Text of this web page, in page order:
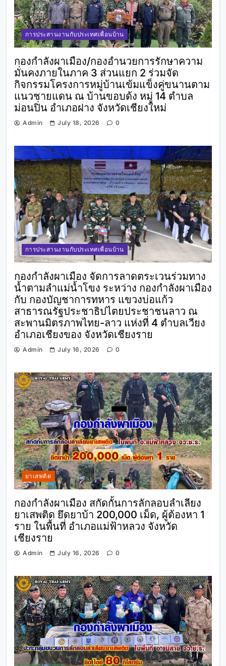
การประสานงานกับประเทศเพื่อนบ้าน
กองกำลังผาเมือง/กองอำนวยการรักษาความ
มั่นคงภายในภาค 3 ส่วนแยก 2 ร่วมจัด
กิจกรรมโครงการหมู่บ้านเข้มแข็งคู่ขนานตาม
แนวชายแดน ณ บ้านขอบด้ง หมู่ 14 ตำบล
ม่อนปิ่น อำเภอฝาง จังหวัดเชียงใหม่
Admin July 18, 2026 0
การประสานงานกับประเทศเพื่อนบ้าน
กองกำลังผาเมือง จัดการลาดตระเวนร่วมทาง
น้ำตามลำแม่น้ำโขง ระหว่าง กองกำลังผาเมือง
กับ กองบัญชาการทหาร แขวงบ่อแก้ว
สาธารณรัฐประชาธิปไตยประชาชนลาว ณ
สะพานมิตรภาพไทย-ลาว แห่งที่ 4 ตำบลเวียง
อำเภอเชียงของ จังหวัดเชียงราย
Admin July 16, 2026 0
ยาเสพติด
กองกำลังผาเมือง สกัดกั้นการลักลอบลำเลียง
ยาเสพติด ยึดยาบ้า 200,000 เม็ด, ผู้ต้องหา 1
ราย ในพื้นที่ อำเภอแม่ฟ้าหลวง จังหวัด
เชียงราย
Admin July 16, 2026 0